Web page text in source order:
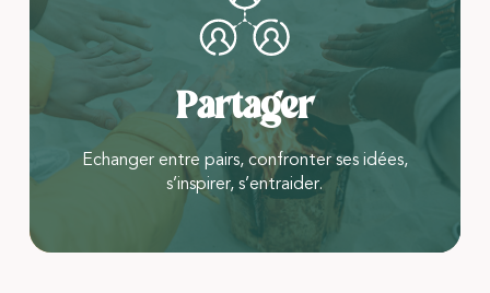
Partager
Echanger entre pairs, confronter ses idées,
s’inspirer, s’entraider.